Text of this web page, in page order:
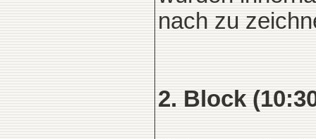
nach zu
2. Block